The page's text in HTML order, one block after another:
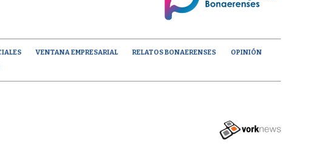
VENTANA EMPRESARIAL RELATOS BONAERENSES
OPINIÓN